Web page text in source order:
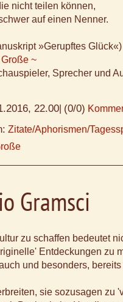
nicht teilen können,
auf einen Nenner.
»Gerupftes Glück«)
~
Sprecher und
22.00 (0/0)
Zitate/Aphorismen/
Gramsci
zu schaffen bedeutet
Entdeckungen zu
und besonders,
sie sozusagen zu